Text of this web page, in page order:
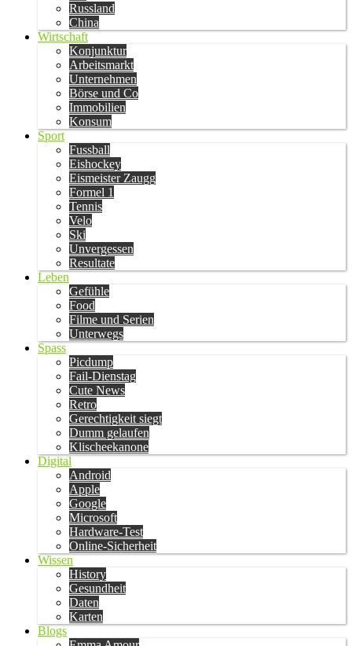
Russland
China
Wirtschaft
Konjunktur
Arbeitsmarkt
Unternehmen
Börse und Co
Immobilien
Konsum
Sport
Fussball
Eishockey
Eismeister Zaugg
Formel 1
Tennis
Velo
Ski
Unvergessen
Resultate
Leben
Gefühle
Food
Filme und Serien
Unterwegs
Spass
Picdump
Fail-Dienstag
Cute News
Retro
Gerechtigkeit siegt
Dumm gelaufen
Klischeekanone
Digital
Android
Apple
Google
Microsoft
Hardware-Test
Online-Sicherheit
Wissen
History
Gesundheit
Daten
Karten
Blogs